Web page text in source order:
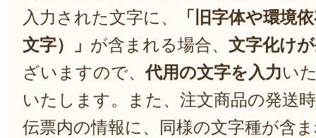
入力された文字に、
「旧字体や環境
文字）」 が含まれる場合、 文字化け
ざいますので、代用の文字を入力い
いたします。また、注文商品の発送
伝票内の情報に、同様の文字種が含